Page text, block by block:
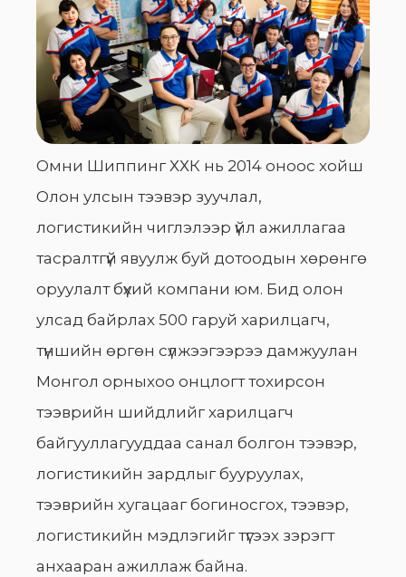
Омни Шиппинг ХХК нь 2014 оноос хойш
Олон улсын тээвэр зуучлал,
логистикийн чиглэлээр үйл ажиллагаа
тасралтгүй явуулж буй дотоодын хөрөнгө
оруулалт бүхий компани юм. Бид олон
улсад байрлах 500 гаруй харилцагч,
түншийн өргөн сүлжээгээрээ дамжуулан
Монгол орныхоо онцлогт тохирсон
тээврийн шийдлийг харилцагч
байгууллагууддаа санал болгон тээвэр,
логистикийн зардлыг бууруулах,
тээврийн хугацааг богиносгох, тээвэр,
логистикийн мэдлэгийг түгээх зэрэгт
анхааран ажиллаж байна.